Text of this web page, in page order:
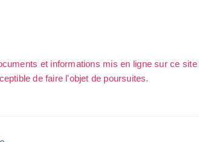
et informations mis en ligne sur ce
de faire l'objet de poursuites.